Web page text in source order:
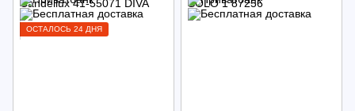
ОСТАЛОСЬ 24 ДНЯ